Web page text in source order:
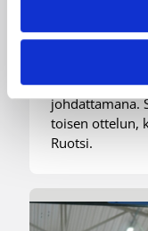
Liettuasta
Susiladies
(48-36) Elina
johdattamana.
toisen ottelun,
Ruotsi.